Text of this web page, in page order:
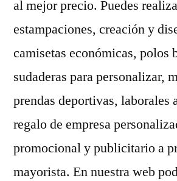
al mejor precio. Puedes
estampaciones, creación y
camisetas económicas, polos
sudaderas para personalizar,
prendas deportivas, laborales
regalo de empresa
promocional y publicitario a
mayorista. En nuestra web